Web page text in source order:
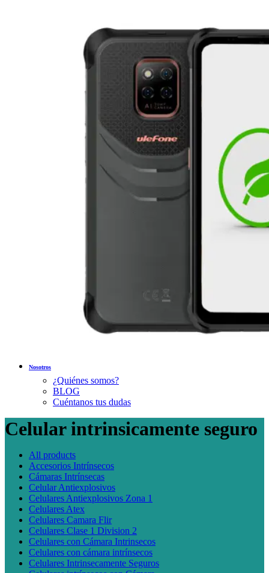
Nosotros
¿Quiénes somos?
BLOG
Cuéntanos tus dudas
Celular intrinsicamente seguro
All products
Accesorios Intrínsecos
Cámaras Intrínsecas
Celular Antiexplosivos
Celulares Antiexplosivos Zona 1
Celulares Atex
Celulares Camara Flir
Celulares Clase 1 Division 2
Celulares con Cámara Intrinsecos
Celulares con cámara intrínsecos
Celulares Intrinsecamente Seguros